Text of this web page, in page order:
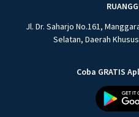
Jl. Dr. Saharjo No.161,
Selatan, Daerah
Coba GRATIS